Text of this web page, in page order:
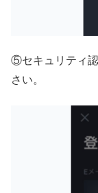
⑤セキュリティ
さい。